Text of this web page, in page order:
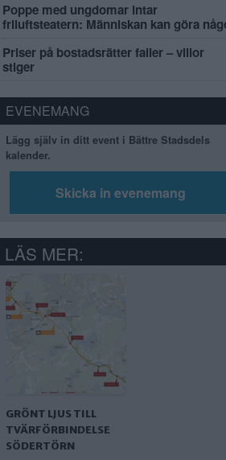
Poppe med ungdomar intar
friluftsteatern: Människan kan göra
Priser på bostadsrätter faller – villor
stiger
EVENEMANG
Lägg själv in ditt event i Bättre Stadsdels
kalender.
Skicka in evenemang
LÄS MER:
GRÖNT LJUS TILL
TVÄRFÖRBINDELSE
SÖDERTÖRN